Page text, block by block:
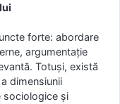
forte: abordare
argumentație
Totuși, există
dimensiunii
sociologice și